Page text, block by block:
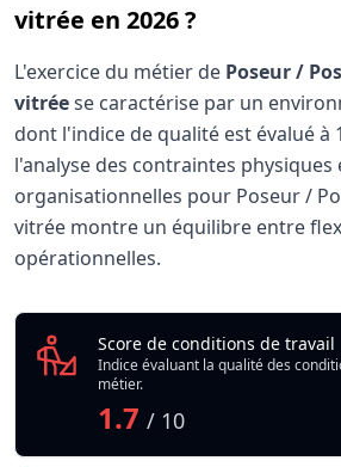
vitrée en 2026 ?
L'exercice du métier de Poseur /
vitréese caractérise par un
dont l'indice de qualité est évalué à
l'analyse des contraintes physiques
organisationnelles pour Poseur /
vitrée montre un équilibre entre
opérationnelles.
Analyse des conditions de
Qualité globale de
Score de conditions de travail
Indice évaluant la qualité des
métier.
1.7 / 10